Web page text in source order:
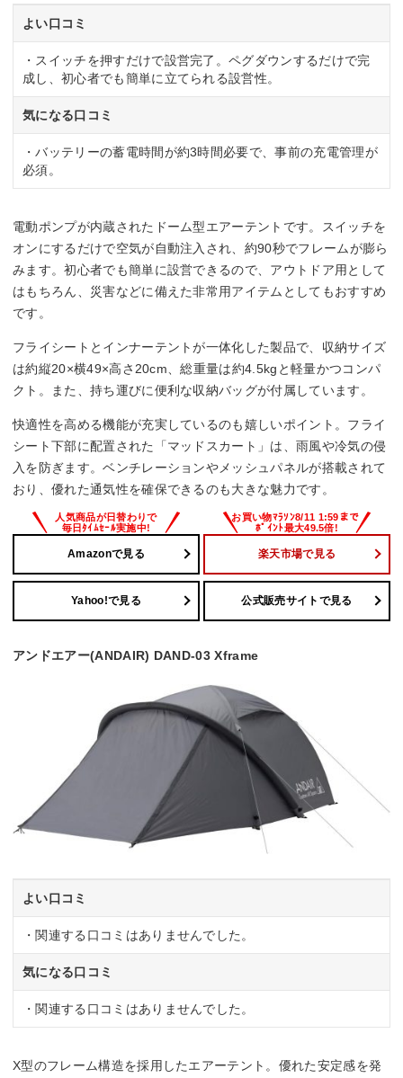
よい口コミ
・スイッチを押すだけで設営完了。ペグダウンするだけで完
成し、初心者でも簡単に立てられる設営性。
気になる口コミ
・バッテリーの蓄電時間が約3時間必要で、事前の充電管理が
必須。
電動ポンプが内蔵されたドーム型エアーテントです。スイッチを
オンにするだけで空気が自動注入され、約90秒でフレームが膨ら
みます。初心者でも簡単に設営できるので、アウトドア用として
はもちろん、災害などに備えた非常用アイテムとしてもおすすめ
です。
フライシートとインナーテントが一体化した製品で、収納サイズ
は約縦20×横49×高さ20cm、総重量は約4.5kgと軽量かつコンパ
クト。また、持ち運びに便利な収納バッグが付属しています。
快適性を高める機能が充実しているのも嬉しいポイント。フライ
シート下部に配置された「マッドスカート」は、雨風や冷気の侵
入を防ぎます。ベンチレーションやメッシュパネルが搭載されて
おり、優れた通気性を確保できるのも大きな魅力です。
Amazonで見る 楽天市場で見る
Yahoo!で見る 公式販売サイトで見る
アンドエアー(ANDAIR) DAND-03 Xframe
よい口コミ
・関連する口コミはありませんでした。
気になる口コミ
・関連する口コミはありませんでした。
X型のフレーム構造を採用したエアーテント。優れた安定感を発